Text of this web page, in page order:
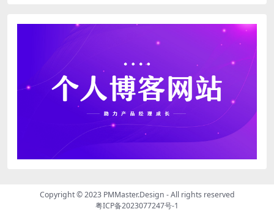
Copyright © 2023 PMMaster.Design - All rights reserved
粤ICP备2023077247号-1